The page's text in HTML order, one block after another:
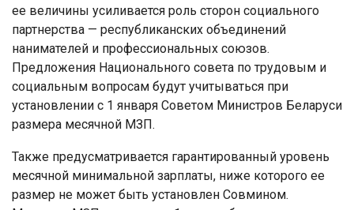
ее величины усиливается роль сторон социального
партнерства — республиканских объединений
нанимателей и профессиональных союзов.
Предложения Национального совета по трудовым и
социальным вопросам будут учитываться при
установлении с 1 января Советом Министров Беларуси
размера месячной МЗП.
Также предусматривается гарантированный уровень
месячной минимальной зарплаты, ниже которого ее
размер не может быть установлен Совмином.